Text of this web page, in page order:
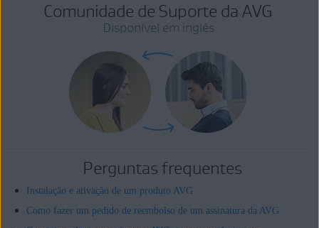
Comunidade de Suporte da AVG
Disponível em inglês
Perguntas frequentes
Instalação e ativação de um produto AVG
Como fazer um pedido de reembolso de um assinatura da AVG